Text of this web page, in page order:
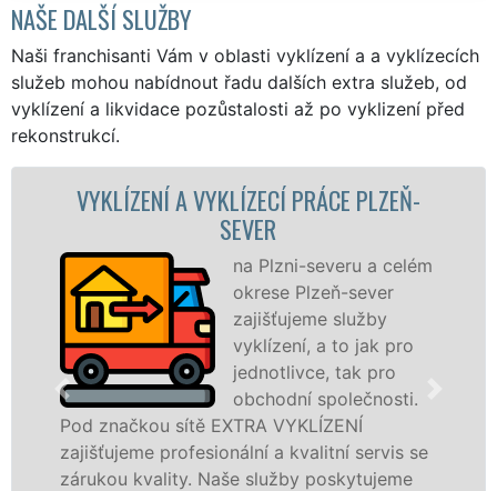
NAŠE DALŠÍ SLUŽBY
Naši franchisanti Vám v oblasti vyklízení a a vyklízecích
služeb mohou nabídnout řadu dalších extra služeb, od
vyklízení a likvidace pozůstalosti až po vyklizení před
rekonstrukcí.
VYKLÍZECÍ PRÁCE PLZEŇ-
na Plzni-severu a celém
okrese Plzeň-sever
zajišťujeme služby
vyklízení, a to jak pro
jednotlivce, tak pro
obchodní společnosti.
EXTRA VYKLÍZENÍ
a kvalitní servis se
Naše služby poskytujeme
VYKLÍZECÍ
na Plzni-
službu jak
osobám se
práce, a to